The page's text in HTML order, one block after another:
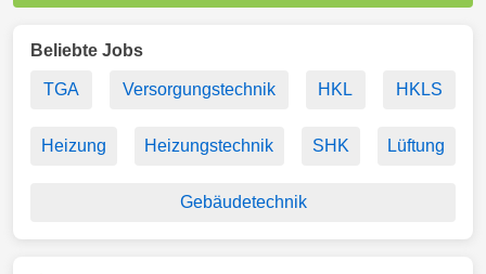
Beliebte Jobs
TGA Versorgungstechnik HKL HKLS
Heizung Heizungstechnik SHK Lüftung
Gebäudetechnik